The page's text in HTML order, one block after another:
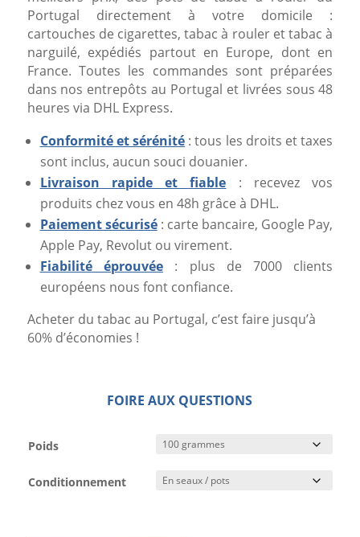
Portugal directement à votre domicile :
cartouches de cigarettes, tabac à rouler et tabac à
narguilé, expédiés partout en Europe, dont en
France. Toutes les commandes sont préparées
dans nos entrepôts au Portugal et livrées sous 48
heures via DHL Express.
Conformité et sérénité : tous les droits et taxes
sont inclus, aucun souci douanier.
Livraison rapide et fiable : recevez vos
produits chez vous en 48h grâce à DHL.
Paiement sécurisé: carte bancaire, Google Pay,
Apple Pay, Revolut ou virement.
Fiabilité éprouvée: plus de 7000 clients
européens nous font confiance.
Acheter du tabac au Portugal, c’est faire jusqu’à
60% d’économies !
FOIRE AUX QUESTIONS
Poids
Conditionnement